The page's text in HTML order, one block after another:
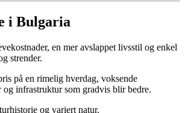
i Bulgaria
en mer avslappet livsstil og enkel
strender.
på en rimelig hverdag, voksende
og infrastruktur som gradvis blir bedre.
og variert natur.